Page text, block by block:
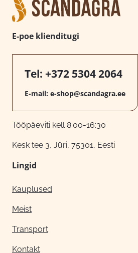
E-poe klienditugi
Tel: +372 5304 2064
E-mail: e-shop@scandagra.ee
Tööpäeviti kell 8:00-16:30
Kesk tee 3, Jüri, 75301, Eesti
Lingid
Kauplused
Meist
Transport
Kontakt